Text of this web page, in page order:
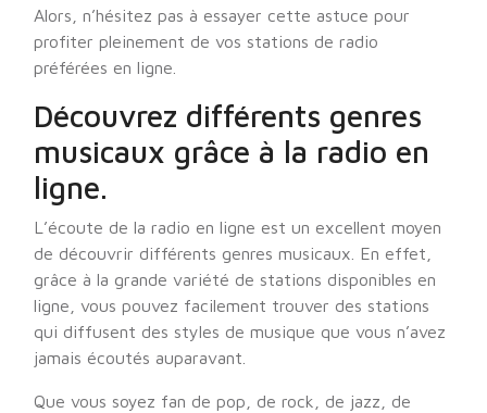
Alors, n’hésitez pas à essayer cette astuce pour
profiter pleinement de vos stations de radio
préférées en ligne.
Découvrez différents genres
musicaux grâce à la radio en
ligne.
L’écoute de la radio en ligne est un excellent moyen
de découvrir différents genres musicaux. En effet,
grâce à la grande variété de stations disponibles en
ligne, vous pouvez facilement trouver des stations
qui diffusent des styles de musique que vous n’avez
jamais écoutés auparavant.
Que vous soyez fan de pop, de rock, de jazz, de